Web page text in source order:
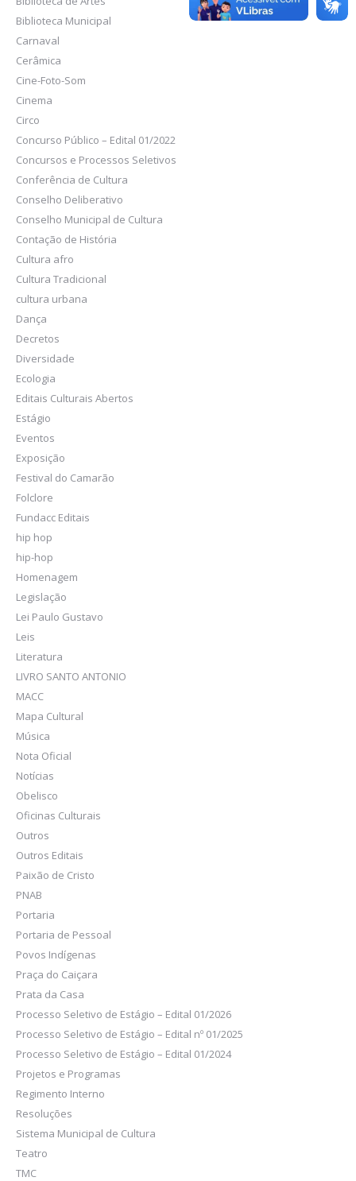
Biblioteca Municipal
Carnaval
Cerâmica
Cine-Foto-Som
Cinema
Circo
Concurso Público – Edital 01/2022
Concursos e Processos Seletivos
Conferência de Cultura
Conselho Deliberativo
Conselho Municipal de Cultura
Contação de História
Cultura afro
Cultura Tradicional
cultura urbana
Dança
Decretos
Diversidade
Ecologia
Editais Culturais Abertos
Estágio
Eventos
Exposição
Festival do Camarão
Folclore
Fundacc Editais
hip hop
hip-hop
Homenagem
Legislação
Lei Paulo Gustavo
Leis
Literatura
LIVRO SANTO ANTONIO
MACC
Mapa Cultural
Música
Nota Oficial
Notícias
Obelisco
Oficinas Culturais
Outros
Outros Editais
Paixão de Cristo
PNAB
Portaria
Portaria de Pessoal
Povos Indígenas
Praça do Caiçara
Prata da Casa
Processo Seletivo de Estágio – Edital 01/2026
Processo Seletivo de Estágio – Edital nº 01/2025
Processo Seletivo de Estágio – Edital 01/2024
Projetos e Programas
Regimento Interno
Resoluções
Sistema Municipal de Cultura
Teatro
TMC